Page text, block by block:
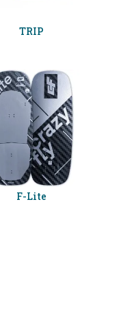
TRIP
F-Lite